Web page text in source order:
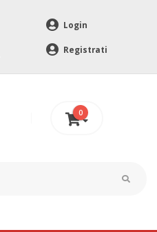
Login
Registrati
0